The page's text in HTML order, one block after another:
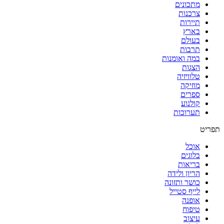
מתכונים
צרכנות
תיירות
בארץ
בעולם
תרבות
במה ואומנות
הצגות
טלוויזיה
מוזיקה
ספרים
קולנוע
תערוכות
תפריט
אוכל
בלוגים
בריאות
הריון ולידה
כושר ותזונה
לייף סטייל
אופנה
טיפוח
עיצוב